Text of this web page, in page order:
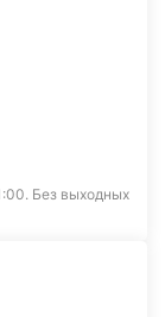
Без выходных